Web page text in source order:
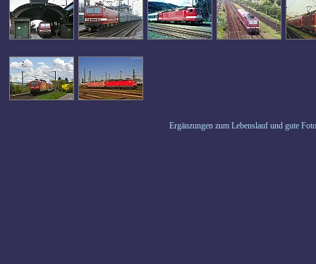
Ergänzungen zum Lebenslauf und gute